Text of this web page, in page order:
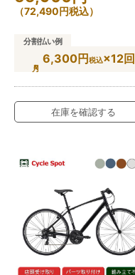
（72,490円税込）
分割払い例
6,300円税込×12回
在庫を確認する